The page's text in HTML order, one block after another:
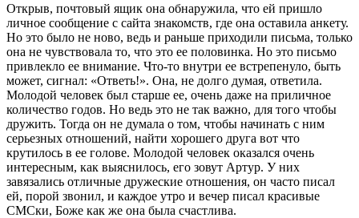
Открыв, почтовый ящик она обнаружила, что ей пришло
личное сообщение с сайта знакомств, где она оставила анкету.
Но это было не ново, ведь и раньше приходили письма, только
она не чувствовала то, что это ее половинка. Но это письмо
привлекло ее внимание. Что-то внутри ее встрепенуло, быть
может, сигнал: «Ответь!». Она, не долго думая, ответила.
Молодой человек был старше ее, очень даже на приличное
количество годов. Но ведь это не так важно, для того чтобы
дружить. Тогда он не думала о том, чтобы начинать с ним
серьезных отношений, найти хорошего друга вот что
крутилось в ее голове. Молодой человек оказался очень
интересным, как выяснилось, его зовут Артур. У них
завязались отличные дружеские отношения, он часто писал
ей, порой звонил, и каждое утро и вечер писал красивые
СМСки, Боже как же она была счастлива.